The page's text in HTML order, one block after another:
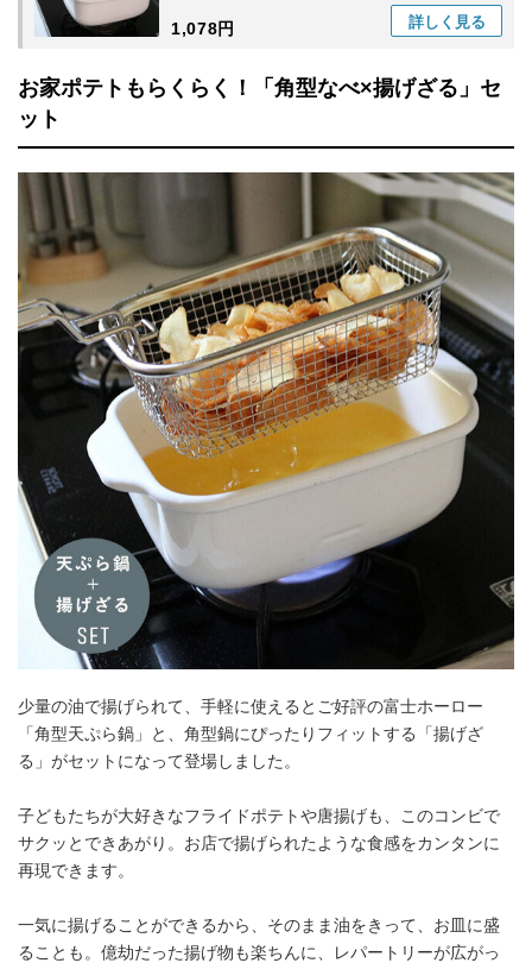
1,078円 詳しく 見る
お家ポテトもらくらく！「角型なべ×揚げざる」セ
ット
少量の油で揚げられて、手軽に使えるとご好評の富士ホーロー
「角型天ぷら鍋」と、角型鍋にぴったりフィットする「揚げざ
る」がセットになって登場しました。
子どもたちが大好きなフライドポテトや唐揚げも、このコンビで
サクッとできあがり。お店で揚げられたような食感をカンタンに
再現できます。
一気に揚げることができるから、そのまま油をきって、お皿に盛
ることも。億劫だった揚げ物も楽ちんに、レパートリーが広がっ